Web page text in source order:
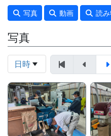
写真 動画 読
写真
日時